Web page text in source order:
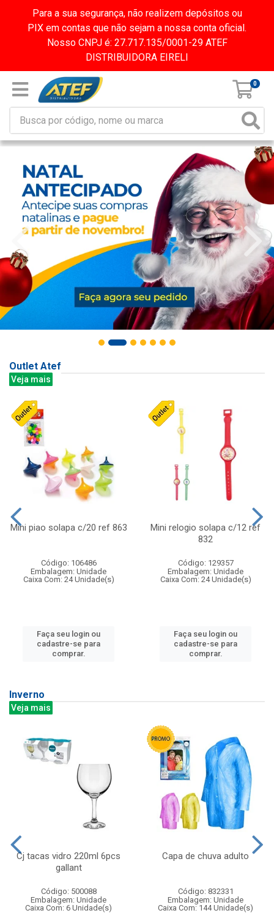
Para a sua segurança, não realizem depósitos ou
PIX em contas que não sejam a nossa conta oficial.
Nosso CNPJ é: 27.717.135/0001-29 ATEF
DISTRIBUIDORA EIRELI
0
Outlet Atef
Veja mais
Mini piao solapa c/20 ref 863
Código: 106486
Embalagem: Unidade
Caixa Com: 24 Unidade(s)
Faça seu login ou
cadastre-se para
comprar.
Mini relogio solapa c/12 ref
832
Código: 129357
Embalagem: Unidade
Caixa Com: 24 Unidade(s)
Faça seu login ou
cadastre-se para
comprar.
Inverno
Veja mais
Cj tacas vidro 220ml 6pcs
gallant
Código: 500088
Embalagem: Unidade
Caixa Com: 6 Unidade(s)
Capa de chuva adulto
Código: 832331
Embalagem: Unidade
Caixa Com: 144 Unidade(s)